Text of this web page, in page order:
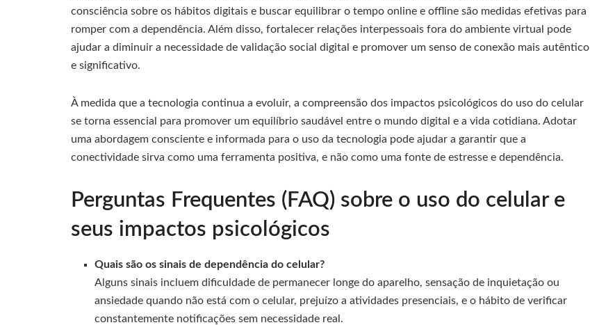
consciência sobre os hábitos digitais e buscar equilibrar o tempo online e offline são medidas efetivas para
romper com a dependência. Além disso, fortalecer relações interpessoais fora do ambiente virtual pode
ajudar a diminuir a necessidade de validação social digital e promover um senso de conexão mais autêntico
e significativo.
À medida que a tecnologia continua a evoluir, a compreensão dos impactos psicológicos do uso do celular
se torna essencial para promover um equilíbrio saudável entre o mundo digital e a vida cotidiana. Adotar
uma abordagem consciente e informada para o uso da tecnologia pode ajudar a garantir que a
conectividade sirva como uma ferramenta positiva, e não como uma fonte de estresse e dependência.
Perguntas Frequentes (FAQ) sobre o uso do celular e
seus impactos psicológicos
Quais são os sinais de dependência do celular?
Alguns sinais incluem dificuldade de permanecer longe do aparelho, sensação de inquietação ou
ansiedade quando não está com o celular, prejuízo a atividades presenciais, e o hábito de verificar
constantemente notificações sem necessidade real.